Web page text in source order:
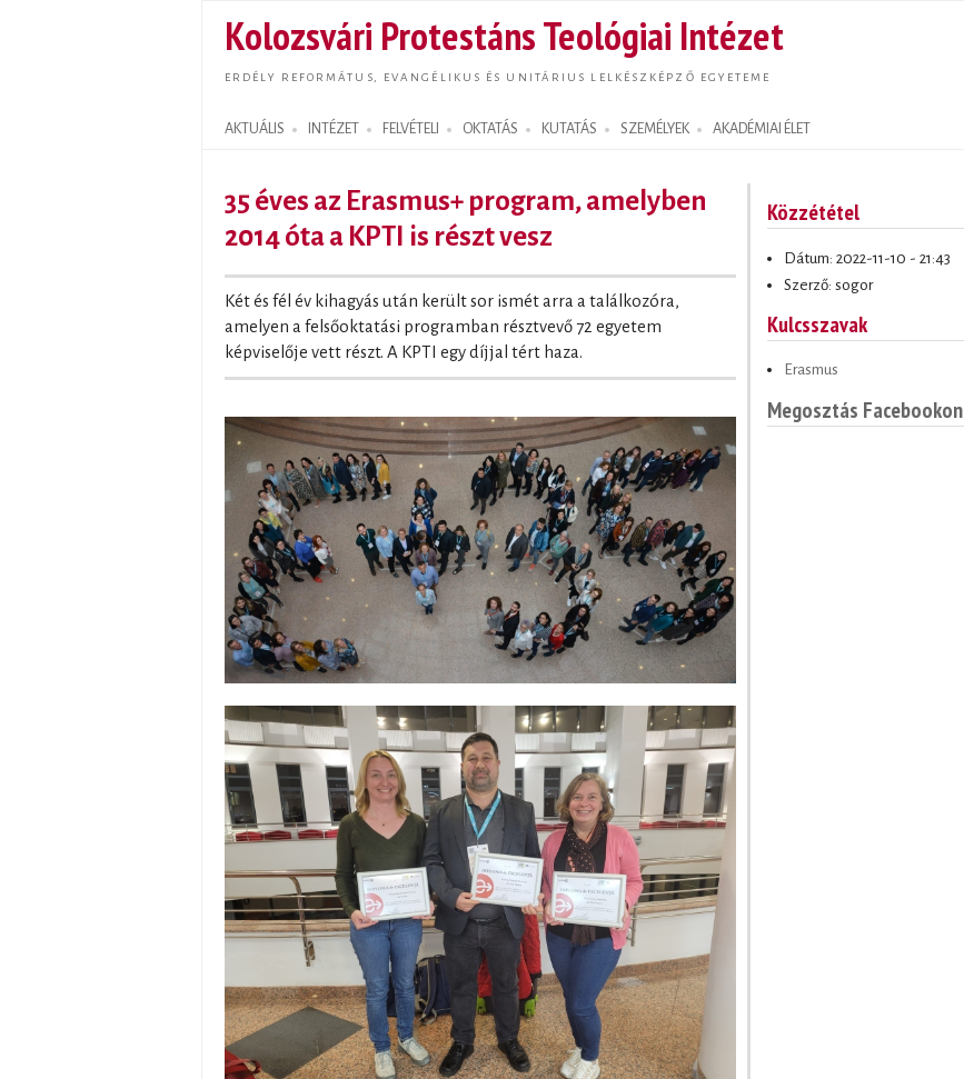
tartalomra
Kolozsvári Protestáns Teológiai Intézet
ERDÉLY REFORMÁTUS, EVANGÉLIKUS ÉS UNITÁRIUS LELKÉSZKÉPZŐ EGYETEME
AKTUÁLIS INTÉZET FELVÉTELI OKTATÁS KUTATÁS SZEMÉLYEK AKADÉMIAI ÉLET
Search form
35 éves az Erasmus+ program, amelyben
2014 óta a KPTI is részt vesz
Két és fél év kihagyás után került sor ismét arra a találkozóra,
amelyen a felsőoktatási programban résztvevő 72 egyetem
képviselője vett részt. A KPTI egy díjjal tért haza.
Közzététel
Dátum: 2022-11-10 - 21:43
Szerző: sogor
Kulcsszavak
Erasmus
Megosztás Facebookon